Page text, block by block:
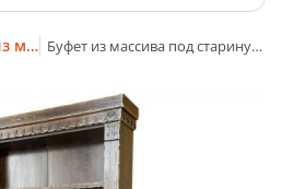
Буфеты под старину из массива натурального дерева Буфет из массива под старину в русском стиле «Суздальский»